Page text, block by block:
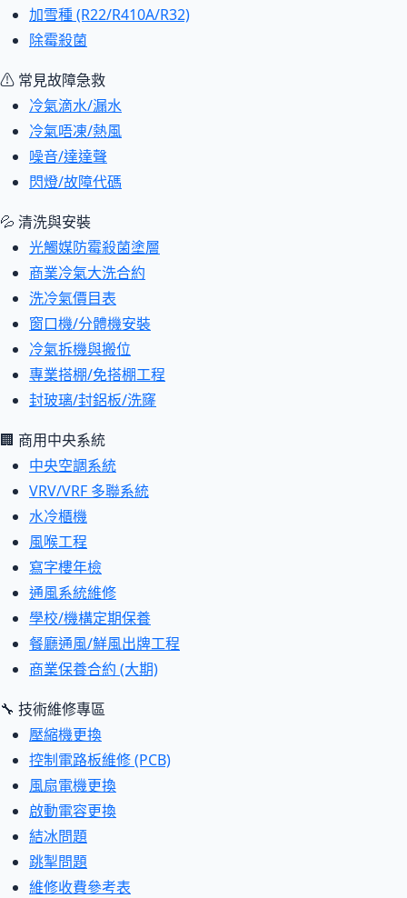
加雪種 (R22/R410A/R32)
除霉殺菌
⚠ 常見故障急救
冷氣滴水/漏水
冷氣唔凍/熱風
噪音/達達聲
閃燈/故障代碼
💦 清洗與安裝
光觸媒防霉殺菌塗層
商業冷氣大洗合約
洗冷氣價目表
窗口機/分體機安裝
冷氣拆機與搬位
專業搭棚/免搭棚工程
封玻璃/封鋁板/洗窿
🏢 商用中央系統
中央空調系統
VRV/VRF 多聯系統
水冷櫃機
風喉工程
寫字樓年檢
通風系統維修
學校/機構定期保養
餐廳通風/鮮風出牌工程
商業保養合約 (大期)
🔧 技術維修專區
壓縮機更換
控制電路板維修 (PCB)
風扇電機更換
啟動電容更換
結冰問題
跳掣問題
維修收費參考表